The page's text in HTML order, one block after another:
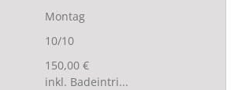
Montag
10/10
150,00 €
inkl. Badeintri...